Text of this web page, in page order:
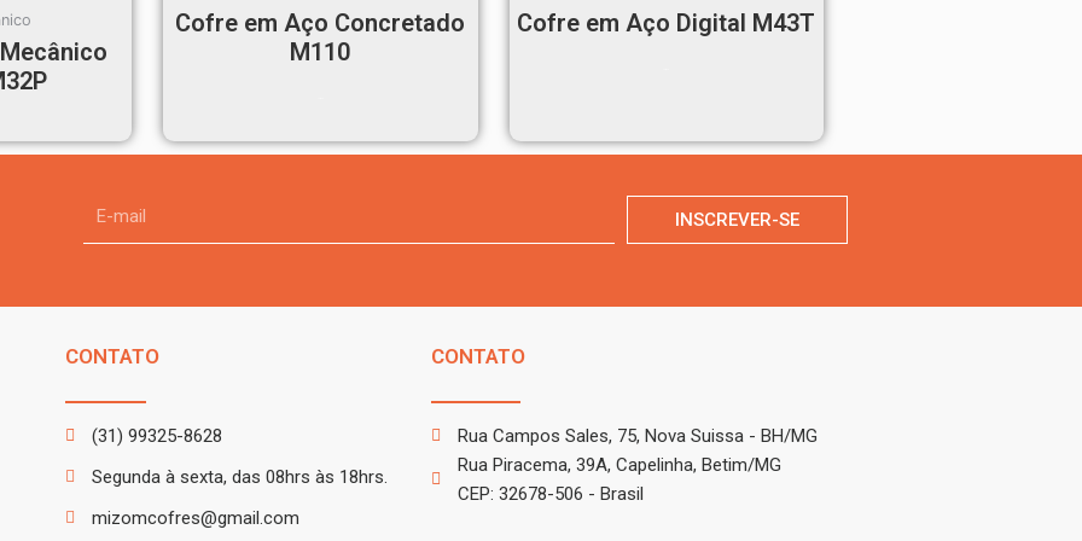
Cofre em Aço Concretado
M110
Cofre em Aço Digital M43T
INSCREVER-SE
CONTATO
(31) 99325-8628
Segunda à sexta, das 08hrs às 18hrs.
mizomcofres@gmail.com
CONTATO
Rua Campos Sales, 75, Nova Suissa - BH/MG
Rua Piracema, 39A, Capelinha, Betim/MG
CEP: 32678-506 - Brasil